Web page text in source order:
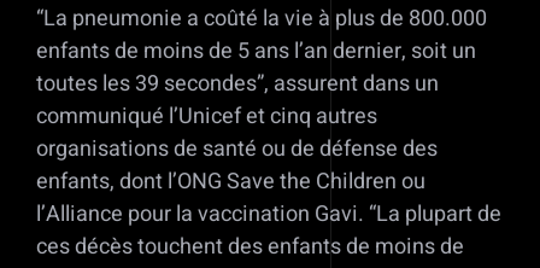
“La pneumonie a coûté la vie à plus de 800.000
enfants de moins de 5 ans l’an dernier, soit un
toutes les 39 secondes”, assurent dans un
communiqué l’Unicef et cinq autres
organisations de santé ou de défense des
enfants, dont l’ONG Save the Children ou
l’Alliance pour la vaccination Gavi. “La plupart de
ces décès touchent des enfants de moins de